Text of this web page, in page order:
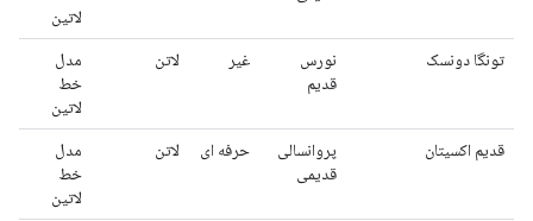
لاتین
تونگا دونسک
نورس
قدیم
غیر لاتن
مدل
خط
لاتین
قدیم اکسیتان
پروانسالی
قدیمی
حرفه ای لاتن
مدل
خط
لاتین